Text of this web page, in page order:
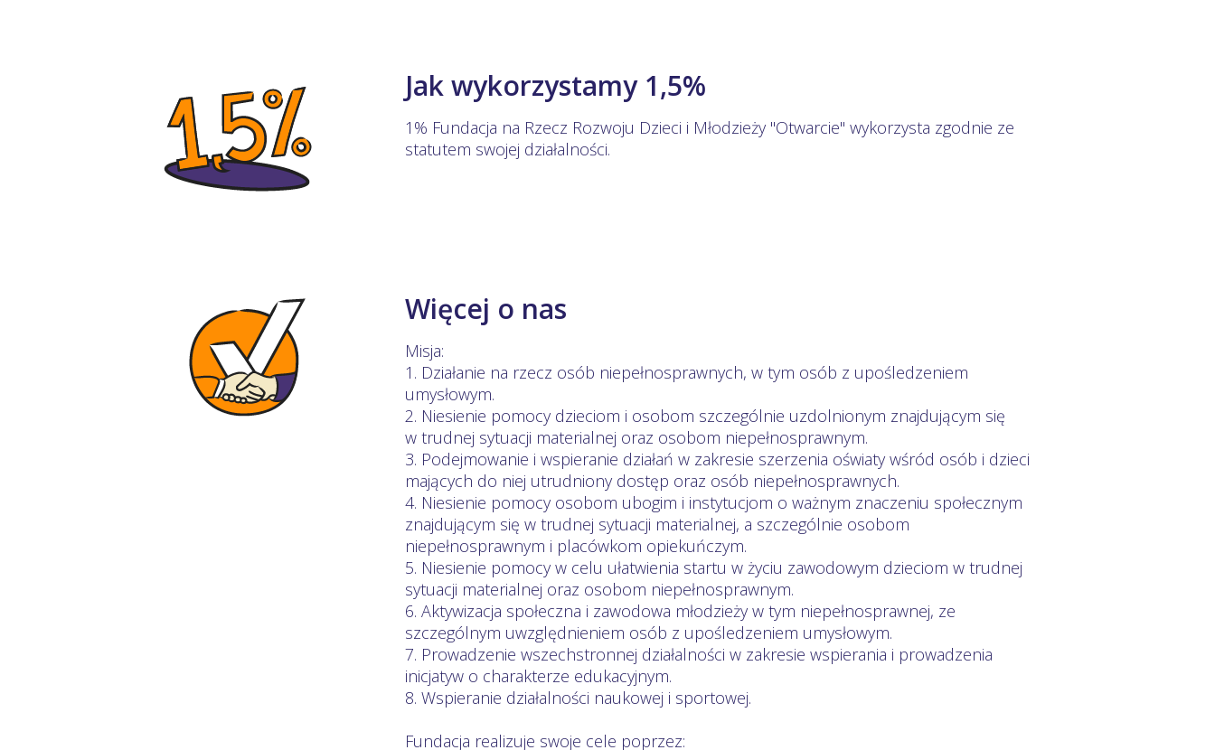
Jak wykorzystamy 1,5%
1% Fundacja na Rzecz Rozwoju Dzieci i Młodzieży "Otwarcie" wykorzysta zgodnie ze
statutem swojej działalności.
Więcej o nas
Misja:
1. Działanie na rzecz osób niepełnosprawnych, w tym osób z upośledzeniem
umysłowym.
2. Niesienie pomocy dzieciom i osobom szczególnie uzdolnionym znajdującym się
w trudnej sytuacji materialnej oraz osobom niepełnosprawnym.
3. Podejmowanie i wspieranie działań w zakresie szerzenia oświaty wśród osób i dzieci
mających do niej utrudniony dostęp oraz osób niepełnosprawnych.
4. Niesienie pomocy osobom ubogim i instytucjom o ważnym znaczeniu społecznym
znajdującym się w trudnej sytuacji materialnej, a szczególnie osobom
niepełnosprawnym i placówkom opiekuńczym.
5. Niesienie pomocy w celu ułatwienia startu w życiu zawodowym dzieciom w trudnej
sytuacji materialnej oraz osobom niepełnosprawnym.
6. Aktywizacja społeczna i zawodowa młodzieży w tym niepełnosprawnej, ze
szczególnym uwzględnieniem osób z upośledzeniem umysłowym.
7. Prowadzenie wszechstronnej działalności w zakresie wspierania i prowadzenia
inicjatyw o charakterze edukacyjnym.
8. Wspieranie działalności naukowej i sportowej.
Fundacja realizuje swoje cele poprzez: